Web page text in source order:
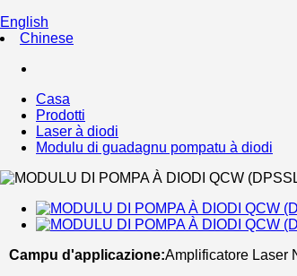
English
Chinese
Casa
Prodotti
Laser à diodi
Modulu di guadagnu pompatu à diodi
Campu d'applicazione:Amplificatore Laser